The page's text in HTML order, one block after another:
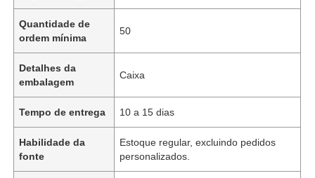
Quantidade de
ordem mínima
50
Detalhes da
embalagem
Caixa
Tempo de entrega 10 a 15 dias
Habilidade da
fonte
Estoque regular, excluindo pedidos
personalizados.